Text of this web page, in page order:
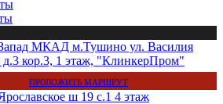
МКАД м.Тушино ул. Василия
кор.3, 1 этаж, "КлинкерПром"
ПРОЛОЖИТЬ МАРШРУТ
ш 19 с.1 4 этаж